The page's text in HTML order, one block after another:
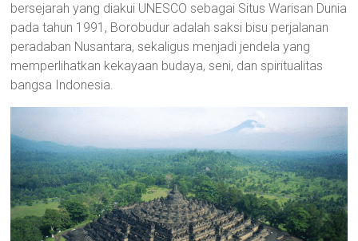
bersejarah yang diakui UNESCO sebagai Situs Warisan Dunia
pada tahun 1991, Borobudur adalah saksi bisu perjalanan
peradaban Nusantara, sekaligus menjadi jendela yang
memperlihatkan kekayaan budaya, seni, dan spiritualitas
bangsa Indonesia.